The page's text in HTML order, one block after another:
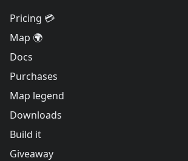
Pricing 💳
Map 🌍
Docs
Purchases
Map legend
Downloads
Build it
Giveaway